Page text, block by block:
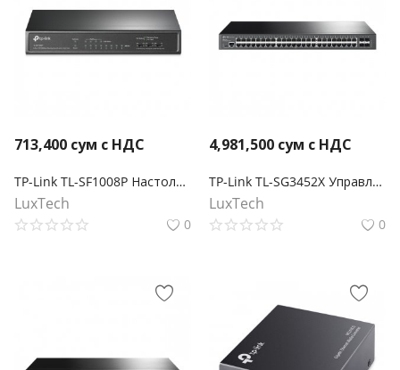
713,400 сум с НДС
TP-Link TL-SF1008P Настольный коммутатор с 8 портами 10/100 Мбит/с (4 порта PoE+)
LuxTech
0
4,981,500 сум с НДС
TP-Link TL-SG3452X Управляемый коммутатор JetStream уровня 2+ с 48 гигабитными портами RJ45 и 4 портами SFP+
LuxTech
0